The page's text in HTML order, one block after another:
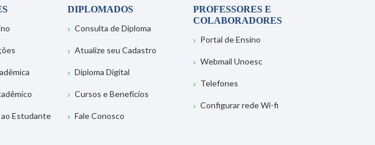
Estudante
DIPLOMADOS
Consulta de Diploma
Atualize seu Cadastro
Diploma Digital
Cursos e Benefícios
Fale Conosco
PROFESSORES E
COLABORADORES
Portal de Ensino
Webmail Unoesc
Telefones
Configurar rede Wi-fi